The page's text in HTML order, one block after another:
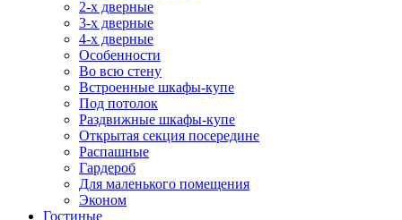
2-х дверные
3-х дверные
4-х дверные
Особенности
Во всю стену
Встроенные шкафы-купе
Под потолок
Раздвижные шкафы-купе
Открытая секция посередине
Распашные
Гардероб
Для маленького помещения
Эконом
Гостиные